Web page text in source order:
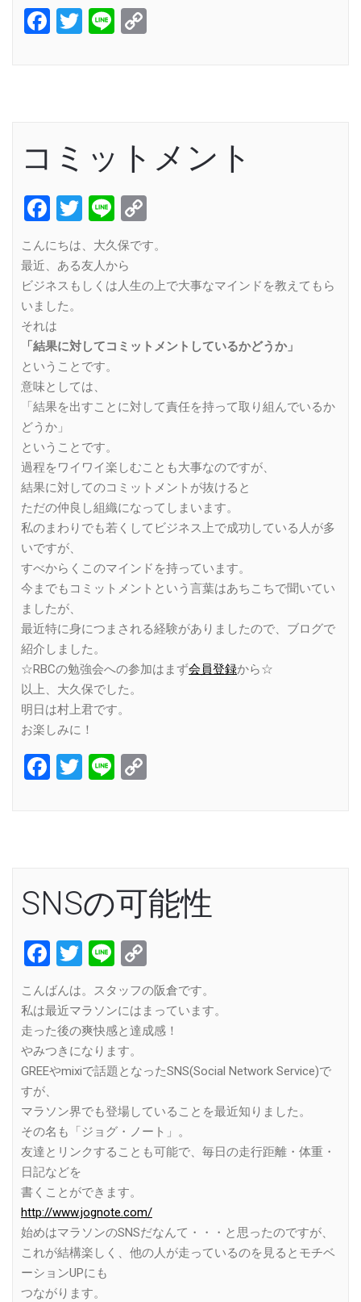
Facebook
Twitter
Line
コミットメント
Facebook
Twitter
Line
Link
こんにちは、大久保です。
最近、ある友人から
ビジネスもしくは人生の上で大事なマインドを教えてもら
いました。
それは
「結果に対してコミットメントしているかどうか」
ということです。
意味としては、
「結果を出すことに対して責任を持って取り組んでいるか
どうか」
ということです。
過程をワイワイ楽しむことも大事なのですが、
結果に対してのコミットメントが抜けると
ただの仲良し組織になってしまいます。
私のまわりでも若くしてビジネス上で成功している人が多
いですが、
すべからくこのマインドを持っています。
今までもコミットメントという言葉はあちこちで聞いてい
ましたが、
最近特に身につまされる経験がありましたので、ブログで
紹介しました。
☆RBCの勉強会への参加はまず会員登録から☆
以上、大久保でした。
明日は村上君です。
お楽しみに！
Facebook
Twitter
Line
SNSの可能性
Facebook
Twitter
Line
Link
こんばんは。スタッフの阪倉です。
私は最近マラソンにはまっています。
走った後の爽快感と達成感！
やみつきになります。
GREEやmixiで話題となったSNS(Social Network Service)で
すが、
マラソン界でも登場していることを最近知りました。
その名も「ジョグ・ノート」。
友達とリンクすることも可能で、毎日の走行距離・体重・
日記などを
書くことができます。
http://www.jognote.com/
始めはマラソンのSNSだなんて・・・と思ったのですが、
これが結構楽しく、他の人が走っているのを見るとモチベ
ーションUPにも
つながります。